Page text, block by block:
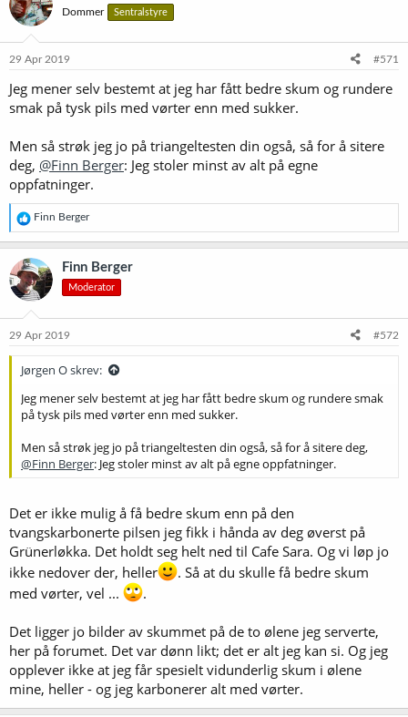
Dommer Sentralstyre
29 Apr 2019 #571
Jeg mener selv bestemt at jeg har fått bedre skum og rundere
smak på tysk pils med vørter enn med sukker.
Men så strøk jeg jo på triangeltesten din også, så for å sitere
deg, @Finn Berger: Jeg stoler minst av alt på egne
oppfatninger.
R
e
a
k
s
j
o
e
Finn Berger
Finn Berger
Moderator
29 Apr 2019 #572
Jørgen O skrev:
Jeg mener selv bestemt at jeg har fått bedre skum og rundere smak
på tysk pils med vørter enn med sukker.
Men så strøk jeg jo på triangeltesten din også, så for å sitere deg,
@Finn Berger: Jeg stoler minst av alt på egne oppfatninger.
Det er ikke mulig å få bedre skum enn på den
tvangskarbonerte pilsen jeg fikk i hånda av deg øverst på
Grünerløkka. Det holdt seg helt ned til Cafe Sara. Og vi løp jo
ikke nedover der, heller
. Så at du skulle få bedre skum
med vørter, vel ...
.
Det ligger jo bilder av skummet på de to ølene jeg serverte,
her på forumet. Det var dønn likt; det er alt jeg kan si. Og jeg
opplever ikke at jeg får spesielt vidunderlig skum i ølene
mine, heller - og jeg karbonerer alt med vørter.